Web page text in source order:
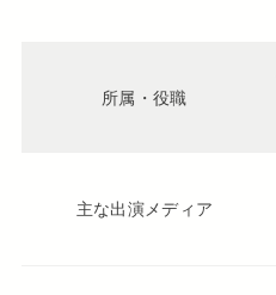
所属・役職
主な出演メディア